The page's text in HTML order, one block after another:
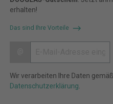
erhalten!
Das sind Ihre Vorteile
Wir verarbeiten Ihre Daten
Datenschutzerklärung